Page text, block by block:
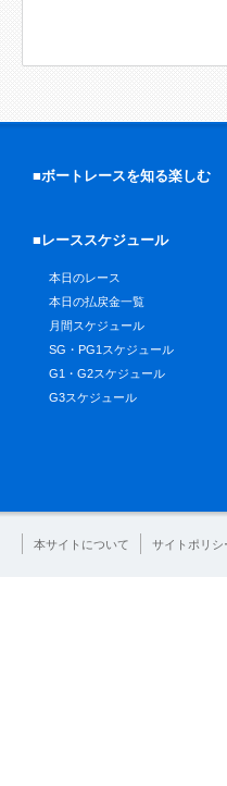
■ボートレースを知る楽しむ
■レーススケジュール
本日のレース
本日の払戻金一覧
月間スケジュール
SG・PG1スケジュール
G1・G2スケジュール
G3スケジュール
本サイトについて サイトポリシ